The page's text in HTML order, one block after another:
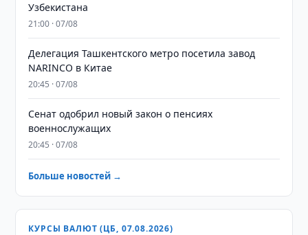
Узбекистана
21:00 · 07/08
Делегация Ташкентского метро посетила завод
NARINCO в Китае
20:45 · 07/08
Сенат одобрил новый закон о пенсиях
военнослужащих
20:45 · 07/08
Больше новостей →
КУРСЫ ВАЛЮТ (ЦБ, 07.08.2026)